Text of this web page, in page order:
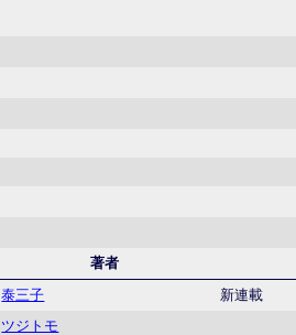
著者
泰三子 新連載
ツジトモ